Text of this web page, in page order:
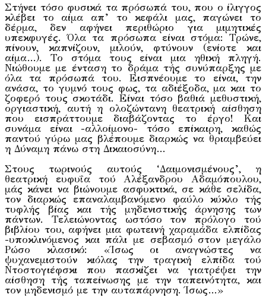
Στήνει τόσο φυσικά τα πρόσωπά του, που ο ίλιγγος
κλέβει το αίμα απ’ το κεφάλι μας, παγώνει το
δέρμα, δεν αφήνει περιθώριο για μιμητικές
υπεκφυγές. Όλα τα πρόσωπα είναι στόμα: Τρώνε,
πίνουν, καπνίζουν, μιλούν, φτύνουν (ενίοτε και
αίμα…). Το στόμα τους είναι μια ηθική πληγή.
Νιώθουμε με ένταση το δράμα τής συνύπαρξης με
όλα τα πρόσωπά του. Εισπνέουμε το είναι, την
ανάσα, το γυμνό τους φως, τα αδιέξοδα, μα και το
ζοφερό τους σκοτάδι. Είναι τόσο βαθιά μεθυστική,
οργιαστική, αυτή η ολοζώντανη θεατρική αίσθηση
που εισπράττουμε διαβάζοντας το έργο! Και
συνάμα είναι -αλλοίμονο- τόσο επίκαιρη, καθώς
παντού γύρω μας βλέπουμε διαρκώς να θριαμβεύει
η Δύναμη πάνω στη Δικαιοσύνη…
Στους τωρινούς αυτούς ‘Δαιμονισμένους’, η
θεατρική ευφυΐα τού Αλέξανδρου Αδαμόπουλου,
μάς κάνει να βιώνουμε ασφυκτικά, σε κάθε σελίδα,
τον διαρκώς επαναλαμβανόμενο φαύλο κύκλο τής
τυφλής βίας και τής μηδενιστικής άρνησης των
πάντων. Τελειώνοντας ωστόσο τον πρόλογο τού
βιβλίου του, αφήνει μια φωτεινή χαραμάδα ελπίδας
-υποκλινόμενος και πάλι με σεβασμό στον μεγάλο
Ρώσο κλασικό: «Ίσως οι αναγνώστες να
ψυχανεμιστούν κιόλας την τραγική ελπίδα τού
Ντοστογιέφσκι που πασκίζει να γιατρέψει την
αίσθηση τής ταπείνωσης με την ταπεινότητα, και
τον μηδενισμό με την αυταπάρνηση. Ίσως…»